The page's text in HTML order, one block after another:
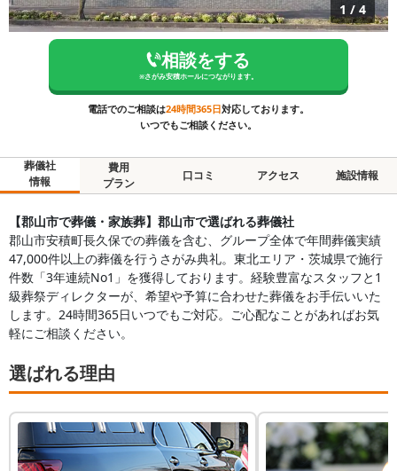
1 / 4
相談をする
※さがみ安積ホールにつながります。
電話でのご相談は24時間365日対応しております。
いつでもご相談ください。
葬儀社
情報
費用
プラン
口コミ アクセス 施設情報
【郡山市で葬儀・家族葬】郡山市で選ばれる葬儀社
郡山市安積町長久保での葬儀を含む、グループ全体で年間葬儀実績
47,000件以上の葬儀を行うさがみ典礼。東北エリア・茨城県で施行
件数「3年連続No1」を獲得しております。経験豊富なスタッフと1
級葬祭ディレクターが、希望や予算に合わせた葬儀をお手伝いいた
します。24時間365日いつでもご対応。ご心配なことがあればお気
軽にご相談ください。
選ばれる理由